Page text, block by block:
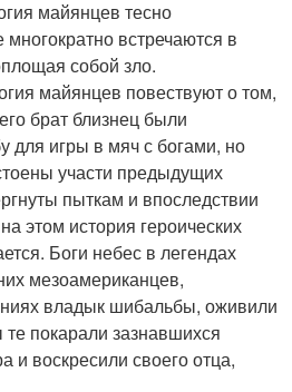
майянцев тесно
встречаются в
собой зло.
майянцев повествуют о том,
брат близнец были
для игры в мяч с богами, но
участи предыдущих
пыткам и впоследствии
этом история героических
Боги небес в легендах
мезоамериканцев,
владык шибальбы, оживили
те покарали зазнавшихся
и воскресили своего отца,